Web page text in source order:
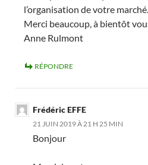
l’organisation de votre marché.
Merci beaucoup, à bientôt
Anne Rulmont
RÉPONDRE
Frédéric EFFE
21 JUIN 2019 À 21 H 25 MIN
Bonjour